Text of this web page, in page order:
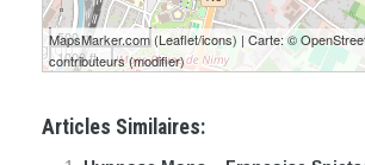
500 m
1000 ft
MapsMarker.com(Leaflet/icons) | Carte: ©
contributeurs(modifier)
Articles Similaires: